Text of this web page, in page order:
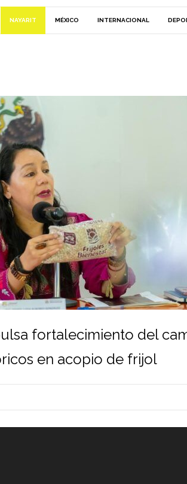
NAYARIT MÉXICO INTERNACIONAL
fortalecimiento del
en acopio de frijol